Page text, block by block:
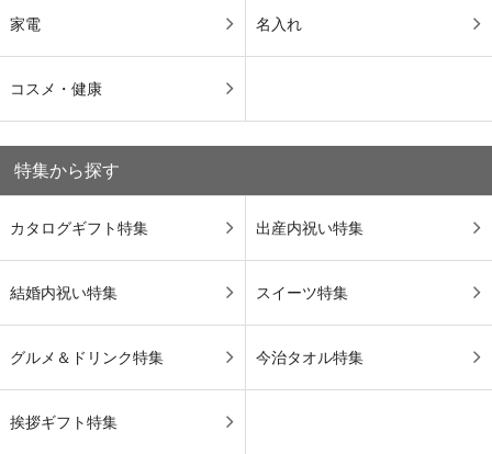
家電 名入れ
コスメ・健康
特集から探す
カタログギフト特集 出産内祝い特集
結婚内祝い特集 スイーツ特集
グルメ＆ドリンク特集 今治タオル特集
挨拶ギフト特集